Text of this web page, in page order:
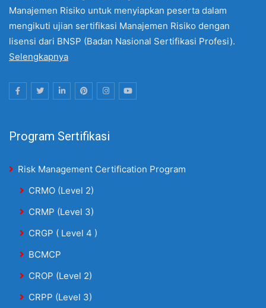
Manajemen Risiko untuk menyiapkan peserta dalam
mengikuti ujian sertifikasi Manajemen Risiko dengan
lisensi dari BNSP (Badan Nasional Sertifikasi Profesi).
Selengkapnya
Program Sertifikasi
Risk Management Certification Program
CRMO (Level 2)
CRMP (Level 3)
CRGP ( Level 4 )
BCMCP
CROP (Level 2)
CRPP (Level 3)